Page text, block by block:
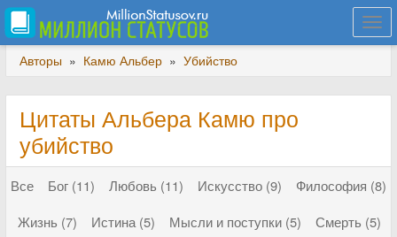
Авторы » Камю Альбер » Убийство
Цитаты Альбера Камю про
убийство
Все Бог (11) Любовь (11) Искусство (9)
Философия (8)
Жизнь (7)
Истина (5) Мысли и поступки (5)
Смерть (5)